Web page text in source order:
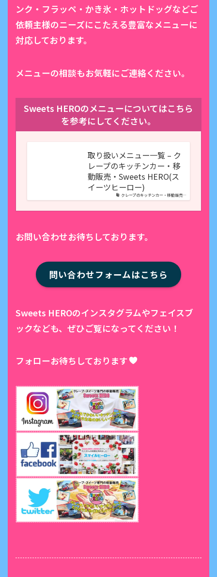
ンク・フラッペ・かき氷・ホットドッグなどご
依頼主様のニーズにこたえる豊富なメニューに
対応しております。
メニューの相談もお気軽にご連絡ください。
Sweets HEROのメニューについてはこちら
を参考にしてください。
クレープのキッチンカー・移動販売…
取り扱いメニュー一覧 – ク
レープのキッチンカー・移
動販売・Sweets HERO(ス
イーツヒーロー)
お問い合わせお待ちしております。
問い合わせフォームはこちら
Sweets HEROのインスタグラムやフェイスブ
ックなども、ぜひご覧になってください！
フォローお待ちしております